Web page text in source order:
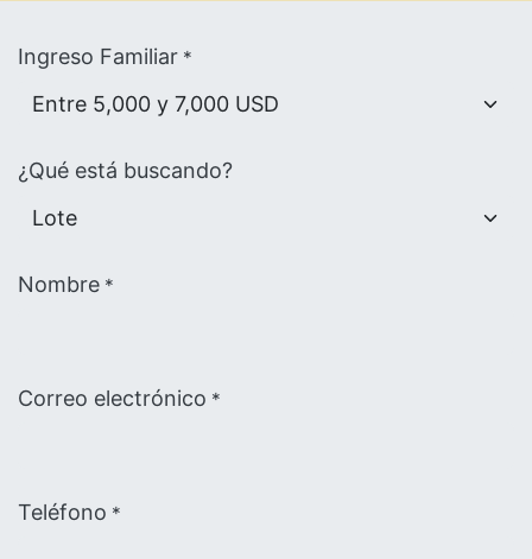
Ingreso Familiar *
¿Qué está buscando?
Nombre *
Correo electrónico *
Teléfono *